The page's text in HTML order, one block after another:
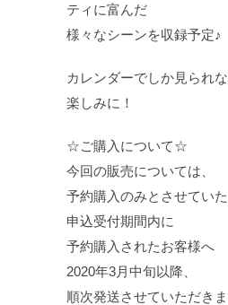
ティに富んだ
様々なシーンを収録予定♪
カレンダーでしか見られ
楽しみに！
☆ご購入について☆
今回の販売については、
予約購入のみとさせていた
申込受付期間内に
予約購入されたお客様へ
2020年3月中旬以降、
順次発送させていただきま